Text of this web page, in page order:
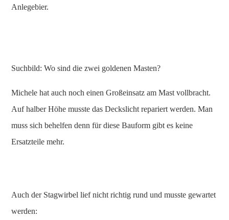
Anlegebier.
Suchbild: Wo sind die zwei goldenen Masten?
Michele hat auch noch einen Großeinsatz am Mast vollbracht.
Auf halber Höhe musste das Deckslicht repariert werden. Man
muss sich behelfen denn für diese Bauform gibt es keine
Ersatzteile mehr.
Auch der Stagwirbel lief nicht richtig rund und musste gewartet
werden: